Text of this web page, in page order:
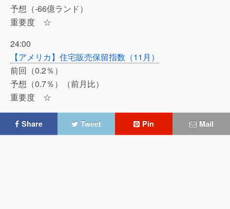
予想（-66億ランド）
重要度 ☆
24:00
【アメリカ】住宅販売保留指数（11月）
前回（0.2％）
予想（0.7％）（前月比）
重要度 ☆
Share Tweet Pin Mail